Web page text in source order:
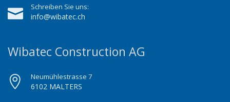
Schreiben Sie uns:
info@wibatec.ch
Wibatec Construction AG
Neumühlestrasse 7
6102 MALTERS